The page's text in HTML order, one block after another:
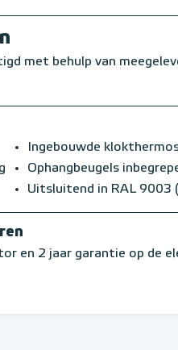
met behulp van
Ingebouwde
Ophangbeugels
Uitsluitend in RAL 9003
en 2 jaar garantie op de